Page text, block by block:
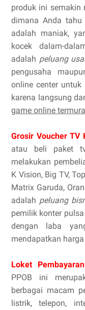
produk ini semakin
dimana Anda tahu
adalah maniak,
kocek dalam-
adalah peluang
pengusaha
online center
karena langsung
game online
Grosir Voucher TV
atau beli paket
melakukan
K Vision, Big TV,
Matrix Garuda,
adalah peluang
pemilik konter
dengan laba
mendapatkan harga
Loket
PPOB ini
berbagai macam
listrik, telepon,